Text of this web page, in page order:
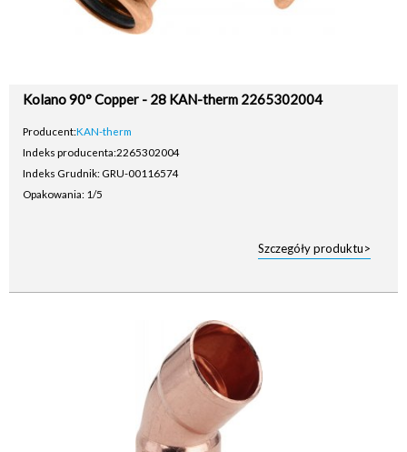
Kolano 90° Copper - 28 KAN-therm 2265302004
Producent:KAN-therm
Indeks producenta:2265302004
Indeks Grudnik: GRU-00116574
Opakowania: 1/5
Szczegóły produktu>